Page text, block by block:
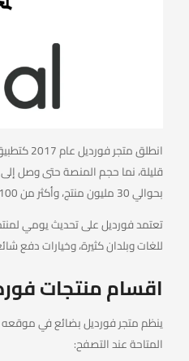
انطلق
قليلة، نما حجم المنصة حتى وصل
بحوالي 30 مليون منتج، وأكثر من 100 ألف علامة تجارية، إلى جانب ملايين المستخدمين المسجلين.
تعتمد فورديل على تحديث يومي
للغات وبلدان كثيرة، وخيارات دفع
اقسام منتجات
ينظم متجر فورديل بضائع في موقعه
المتاحة عند التصفح: